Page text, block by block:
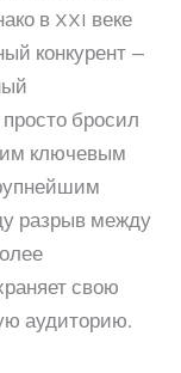
в XXI веке
конкурент —
бросил
ключевым
разрыв между
свою
аудиторию.